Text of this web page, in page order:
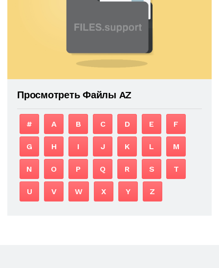
Просмотреть Файлы AZ
# A B C D E F
G H I J K L M
N O P Q R S T
U V W X Y Z